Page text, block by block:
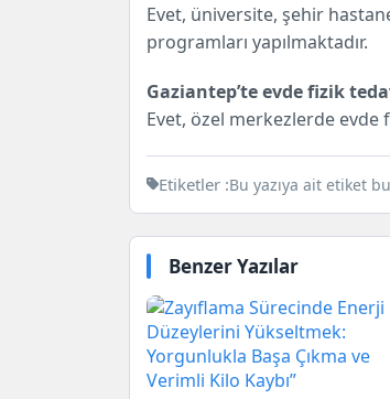
Evet, üniversite, şehir
programları yapılmaktadır.
Gaziantep’te evde fizik
Evet, özel merkezlerde
Etiketler :Bu yazıya ait etiket
Benzer Yazılar